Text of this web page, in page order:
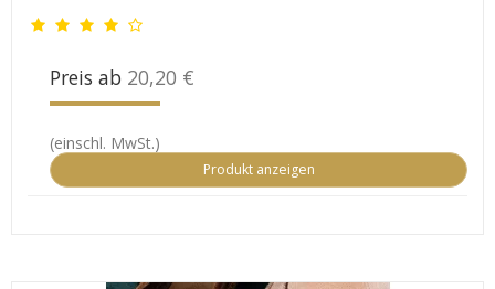
Preis ab 20,20 €
(einschl. MwSt.)
Produkt anzeigen